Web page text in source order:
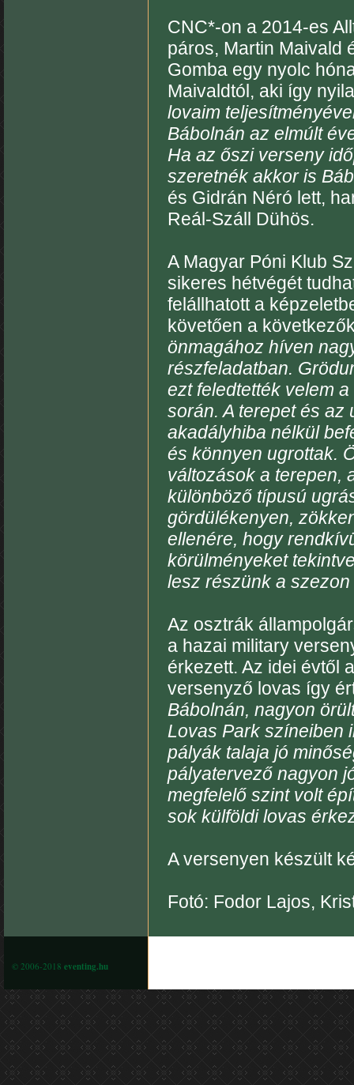
CNC*-on a 2014-es
páros, Martin Maivald
Gomba egy nyolc
Maivaldtól, aki így
lovaim
Bábolnán az elmúlt
Ha az őszi verseny
szeretnék akkor is
és Gidrán Néró lett,
Reál-Száll Dühös.
A Magyar Póni Klub
sikeres hétvégét
felállhatott a
követően a
önmagához híven
részfeladatban.
ezt feledtették velem
során. A terepet és az
akadályhiba nélkül
és könnyen ugrottak.
változások a terepen,
különböző típusú
gördülékenyen,
ellenére, hogy
körülményeket
lesz részünk a
Az osztrák
a hazai military
érkezett. Az idei évtől
versenyző lovas így
Bábolnán, nagyon
Lovas Park színeiben
pályák talaja jó
pályatervező nagyon
megfelelő szint volt
sok külföldi lovas
A versenyen készült
Fotó: Fodor Lajos,
© 2006-2018 eventing.hu